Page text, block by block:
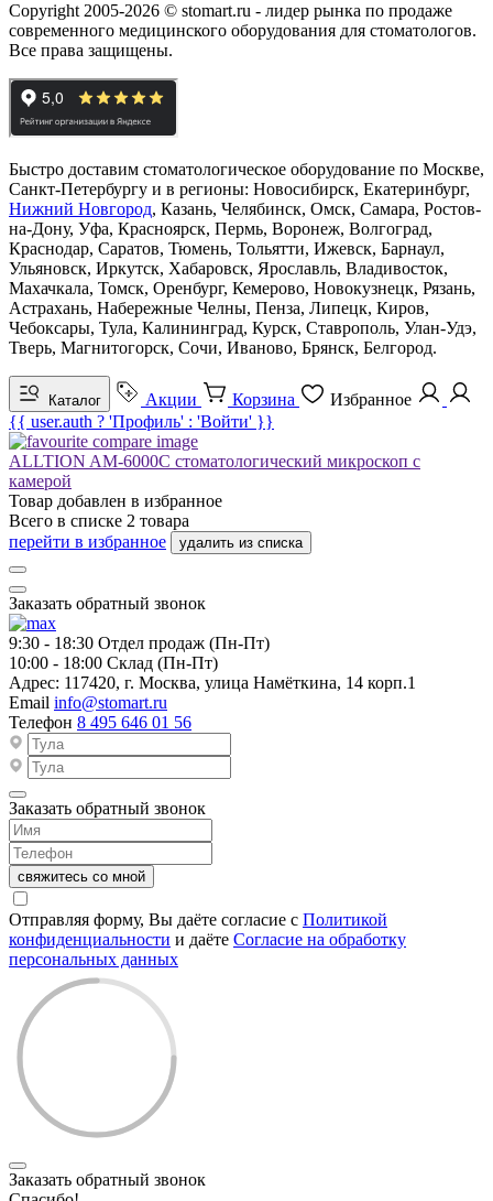
Copyright 2005-2026 © stomart.ru - лидер рынка по продаже
современного медицинского оборудования для стоматологов.
Все права защищены.
Быстро доставим стоматологическое оборудование по Москве,
Санкт-Петербургу и в регионы: Новосибирск, Екатеринбург,
Нижний Новгород, Казань, Челябинск, Омск, Самара, Ростов-
на-Дону, Уфа, Красноярск, Пермь, Воронеж, Волгоград,
Краснодар, Саратов, Тюмень, Тольятти, Ижевск, Барнаул,
Ульяновск, Иркутск, Хабаровск, Ярославль, Владивосток,
Махачкала, Томск, Оренбург, Кемерово, Новокузнецк, Рязань,
Астрахань, Набережные Челны, Пенза, Липецк, Киров,
Чебоксары, Тула, Калининград, Курск, Ставрополь, Улан-Удэ,
Тверь, Магнитогорск, Сочи, Иваново, Брянск, Белгород.
Каталог Акции Корзина
Избранное
{{ user.auth ? 'Профиль' : 'Войти' }}
ALLTION AM-6000C стоматологический микроскоп с
камерой
Товар добавлен в избранное
Всего в списке 2 товара
перейти в избранное
удалить из списка
Заказать обратный звонок
9:30 - 18:30 Отдел продаж (Пн-Пт)
10:00 - 18:00 Склад (Пн-Пт)
Адрес: 117420, г. Москва, улица Намёткина, 14 корп.1
Email info@stomart.ru
Телефон 8 495 646 01 56
Заказать обратный звонок
свяжитесь со мной
Отправляя форму, Вы даёте согласие с Политикой
конфиденциальности и даёте Согласие на обработку
персональных данных
Заказать обратный звонок